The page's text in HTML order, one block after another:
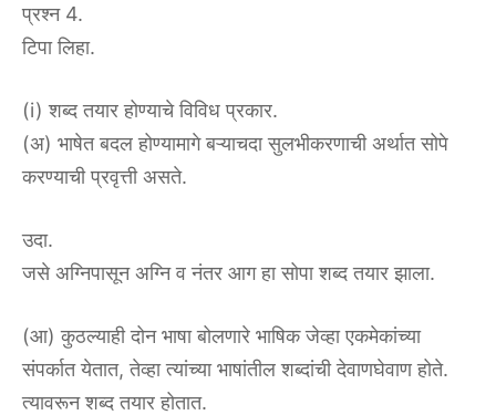
प्रश्न 4.
टिपा लिहा.
(i) शब्द तयार होण्याचे विविध प्रकार.
(अ) भाषेत बदल होण्यामागे बऱ्याचदा सुलभीकरणाची अर्थात सोपे
करण्याची प्रवृत्ती असते.
उदा.
जसे अग्निपासून अग्नि व नंतर आग हा सोपा शब्द तयार झाला.
(आ) कुठल्याही दोन भाषा बोलणारे भाषिक जेव्हा एकमेकांच्या
संपर्कात येतात, तेव्हा त्यांच्या भाषांतील शब्दांची देवाणघेवाण होते.
त्यावरून शब्द तयार होतात.